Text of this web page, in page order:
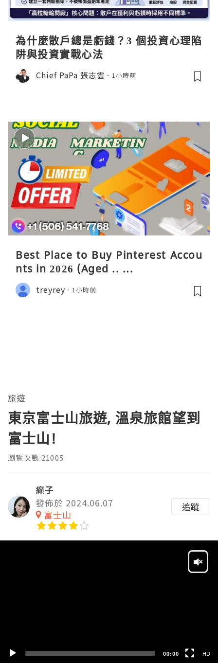
為什麼散戶總是虧錢？3 個投資心理陷
阱與投資實戰心法
Chief PaPa 張志雲 1小時前
Best Place to Buy Pinterest Accou
nts in 2026 (Aged .. ...
treyrey 1小時前
旅遊
東京富士山旅遊, 溫泉旅館望到
富士山!
瀏覽次數:21005
癲子
發佈於 2024.06.07
富士山
追蹤
00:00 HD